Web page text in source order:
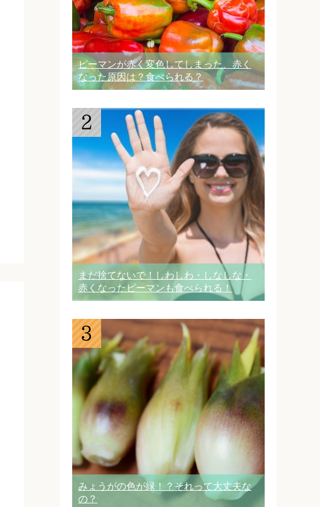
ピーマンが赤く変色してしまった、赤く
なった原因は？食べられる？
まだ捨てないで！しわしわ・しなしな・
赤くなったピーマンも食べられる！
みょうがの色が緑！？それって大丈夫な
の？